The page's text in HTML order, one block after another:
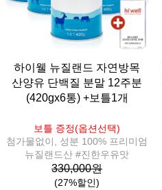
하이웰 뉴질랜드 자연방목
산양유 단백질 분말 12주분
(420gx6통) +보틀1개
보틀 증정(옵션선택)
첨가물없이, 성분 100% 프리미엄
뉴질랜드산 #진한우유맛
330,000원
(27%할인)